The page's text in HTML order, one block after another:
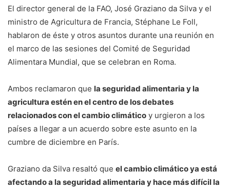
El director general de la FAO, José Graziano da Silva y el
ministro de Agricultura de Francia, Stéphane Le Foll,
hablaron de éste y otros asuntos durante una reunión en
el marco de las sesiones del Comité de Seguridad
Alimentara Mundial, que se celebran en Roma.
Ambos reclamaron que la seguridad alimentaria y la
agricultura estén en el centro de los debates
relacionados con el cambio climático y urgieron a los
países a llegar a un acuerdo sobre este asunto en la
cumbre de diciembre en París.
Graziano da Silva resaltó que el cambio climático ya está
afectando a la seguridad alimentaria y hace más difícil la